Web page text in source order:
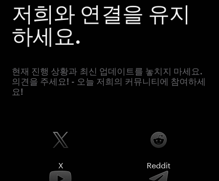
저희와 연결을 유지
하세요.
현재 진행 상황과 최신 업데이트를 놓치지 마세요.
의견을 주세요! - 오늘 저희의 커뮤니티에 참여하세
요!
X Reddit